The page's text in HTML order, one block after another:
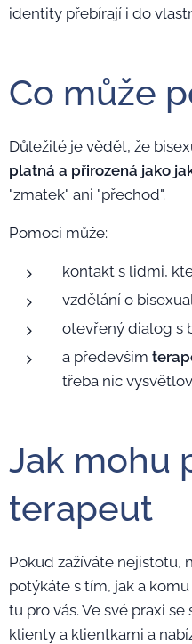
identity přebírají i do
Co může
Důležité je vědět, že
platná a přirozená jako
"zmatek" ani "přechod".
Pomoci může:
kontakt s lidmi,
vzdělání o
otevřený dialog s
a především
třeba nic
Jak mohu
terapeut
Pokud zažíváte nejistotu,
potýkáte s tím, jak a komu
tu pro vás. Ve své praxi
klienty a klientkami a